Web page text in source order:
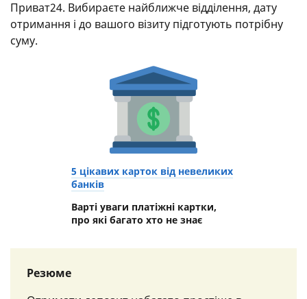
Приват24. Вибираєте найближче відділення, дату
отримання і до вашого візиту підготують потрібну
суму.
5 цікавих карток від невеликих
банків
Варті уваги платіжні картки,
про які багато хто не знає
Резюме